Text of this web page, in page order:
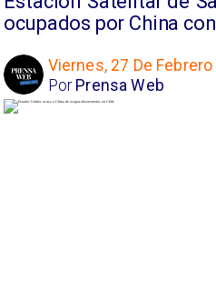
ocupados por China
Viernes, 27 De
Prensa Web
Por